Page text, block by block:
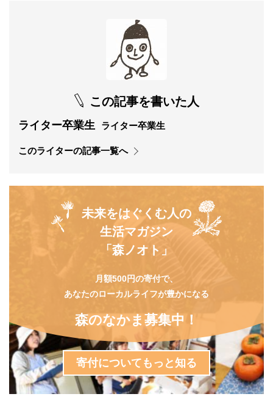
この記事を書いた人
ライター卒業生 ライター卒業生
このライターの記事一覧へ
未来をはぐくむ人の
生活マガジン
「森ノオト」
月額500円の寄付で、
あなたのローカルライフが豊かになる
森のなかま募集中！
寄付についてもっと知る